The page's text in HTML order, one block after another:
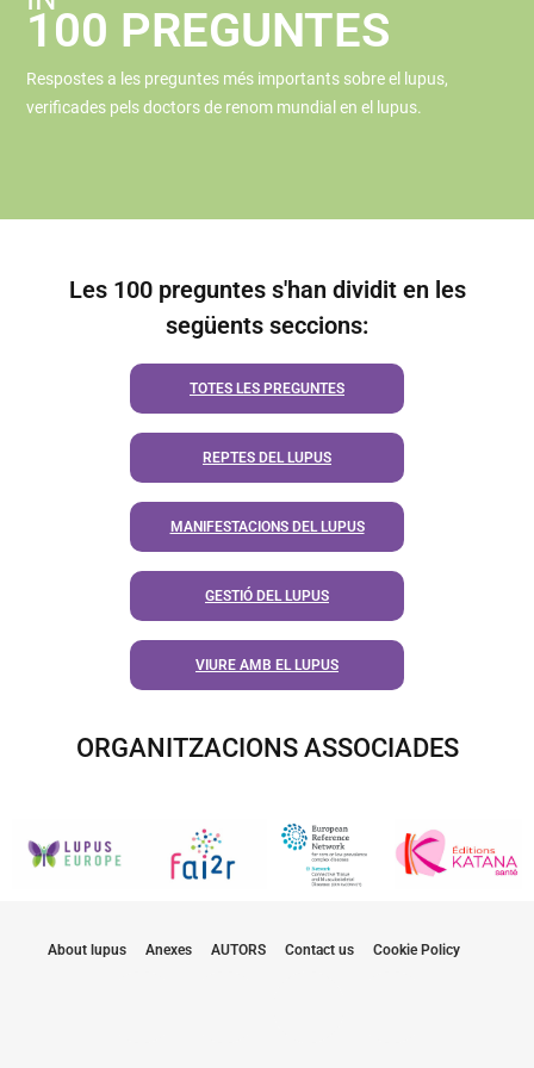
100 PREGUNTES
Respostes a les preguntes més importants sobre el lupus,
verificades pels doctors de renom mundial en el lupus.
Les 100 preguntes s'han dividit en les
següents seccions:
TOTES LES PREGUNTES
REPTES DEL LUPUS
MANIFESTACIONS DEL LUPUS
GESTIÓ DEL LUPUS
VIURE AMB EL LUPUS
ORGANITZACIONS ASSOCIADES
About lupus Anexes AUTORS Contact us Cookie Policy